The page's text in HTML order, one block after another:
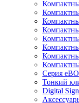
Серия
Тонкий
Digital